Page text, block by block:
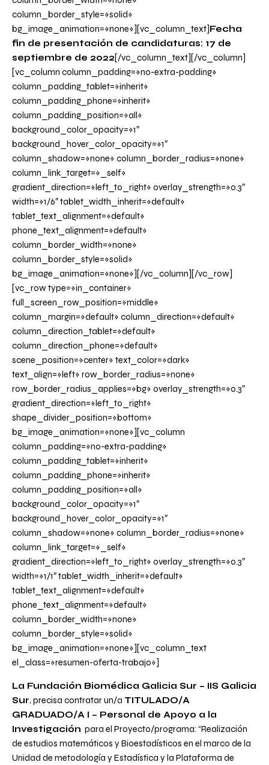
column_border_style=»solid»
bg_image_animation=»none»][vc_column_text]Fecha
fin de presentación de candidaturas: 17 de
septiembre de 2022[/vc_column_text][/vc_column]
[vc_column column_padding=»no-extra-padding»
column_padding_tablet=»inherit»
column_padding_phone=»inherit»
column_padding_position=»all»
background_color_opacity=»1″
background_hover_color_opacity=»1″
column_shadow=»none» column_border_radius=»none»
column_link_target=»_self»
gradient_direction=»left_to_right» overlay_strength=»0.3″
width=»1/6″ tablet_width_inherit=»default»
tablet_text_alignment=»default»
phone_text_alignment=»default»
column_border_width=»none»
column_border_style=»solid»
bg_image_animation=»none»][/vc_column][/vc_row]
[vc_row type=»in_container»
full_screen_row_position=»middle»
column_margin=»default» column_direction=»default»
column_direction_tablet=»default»
column_direction_phone=»default»
scene_position=»center» text_color=»dark»
text_align=»left» row_border_radius=»none»
row_border_radius_applies=»bg» overlay_strength=»0.3″
gradient_direction=»left_to_right»
shape_divider_position=»bottom»
bg_image_animation=»none»][vc_column
column_padding=»no-extra-padding»
column_padding_tablet=»inherit»
column_padding_phone=»inherit»
column_padding_position=»all»
background_color_opacity=»1″
background_hover_color_opacity=»1″
column_shadow=»none» column_border_radius=»none»
column_link_target=»_self»
gradient_direction=»left_to_right» overlay_strength=»0.3″
width=»1/1″ tablet_width_inherit=»default»
tablet_text_alignment=»default»
phone_text_alignment=»default»
column_border_width=»none»
column_border_style=»solid»
bg_image_animation=»none»][vc_column_text
el_class=»resumen-oferta-trabajo»]
La Fundación Biomédica Galicia Sur – IIS Galicia
Sur, precisa contratar un/a TITULADO/A
GRADUADO/A I – Personal de Apoyo a la
Investigación para el Proyecto/programa: “Realización
de estudios matemáticos y Bioestadísticos en el marco de la
Unidad de metodología y Estadística y la Plataforma de